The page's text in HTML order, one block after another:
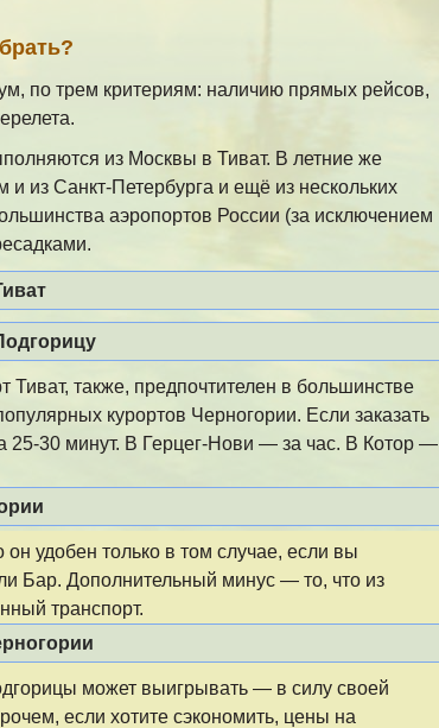
по трем критериям: наличию прямых рейсов,
из Москвы в Тиват. В летние же
из Санкт-Петербурга и ещё из нескольких
аэропортов России (за исключением
Тиват, также, предпочтителен в большинстве
курортов Черногории. Если заказать
25-30 минут. В Герцег-Нови — за час. В Котор —
удобен только в том случае, если вы
Бар. Дополнительный минус — то, что из
транспорт.
может выигрывать — в силу своей
если хотите сэкономить, цены на